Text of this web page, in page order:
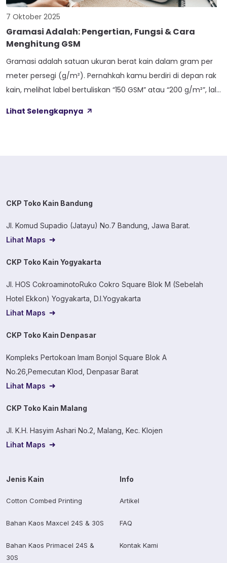
7 Oktober 2025
Gramasi Adalah: Pengertian, Fungsi & Cara
Menghitung GSM
Gramasi adalah satuan ukuran berat kain dalam gram per
meter persegi (g/m²). Pernahkah kamu berdiri di depan rak
kain, melihat label bertuliskan “150 GSM” atau “200 g/m²”, lalu
tidak sendirian. Saya pun dulu mengalami kebingungan
Lihat Selengkapnya
CKP Toko Kain Bandung
Jl. Komud Supadio (Jatayu) No.7 Bandung, Jawa Barat.
Lihat Maps
CKP Toko Kain Yogyakarta
Jl. HOS CokroaminotoRuko Cokro Square Blok M (Sebelah
Hotel Ekkon) Yogyakarta, D.I.Yogyakarta
Lihat Maps
CKP Toko Kain Denpasar
Kompleks Pertokoan Imam Bonjol Square Blok A
No.26,Pemecutan Klod, Denpasar Barat
Lihat Maps
CKP Toko Kain Malang
Jl. K.H. Hasyim Ashari No.2, Malang, Kec. Klojen
Lihat Maps
Jenis Kain
Cotton Combed Printing
Bahan Kaos Maxcel 24S & 30S
Bahan Kaos Primacel 24S &
30S
Info
Artikel
FAQ
Kontak Kami